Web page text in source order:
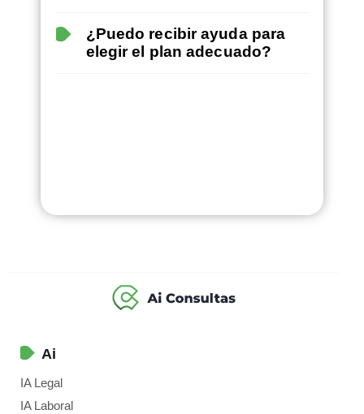
¿Puedo recibir ayuda para
elegir el plan adecuado?
Ai
IA Legal
IA Laboral